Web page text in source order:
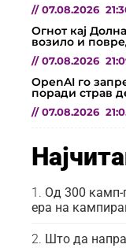
// 07.08.2026
Огнот кај
возило и
// 07.08.2026
OpenAI го
поради страв
// 07.08.2026
Од 300 камп-
ера на
Што да